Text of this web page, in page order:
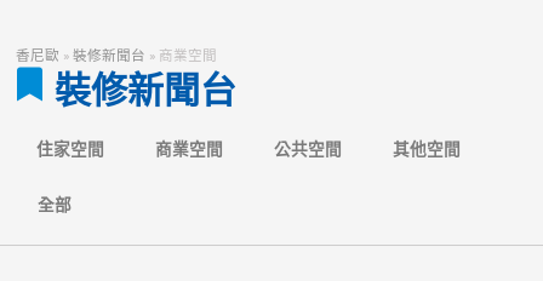
香尼歐 »裝修新聞台 » 商業空間
裝修新聞台
住家空間 商業空間 公共空間 其他空間
全部